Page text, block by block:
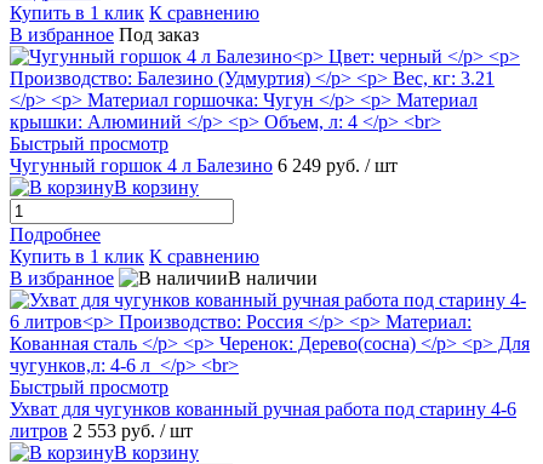
Купить в 1 клик К сравнению
В избранное Под заказ
Быстрый просмотр
Чугунный горшок 4 л Балезино 6 249 руб. / шт
В корзину
Подробнее
Купить в 1 клик К сравнению
В избранное
В наличии
Быстрый просмотр
Ухват для чугунков кованный ручная работа под старину 4-6
литров 2 553 руб. / шт
В корзину